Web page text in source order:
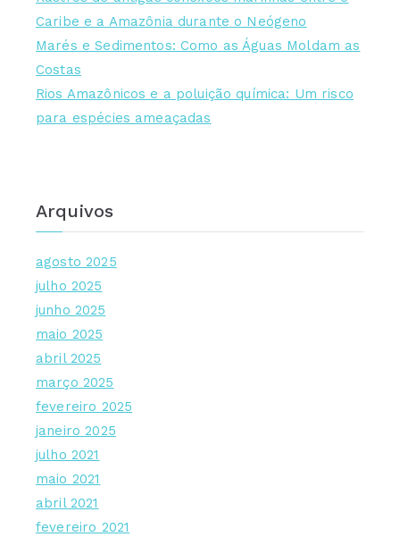
Caribe e a Amazônia durante o Neógeno
Marés e Sedimentos: Como as Águas Moldam as
Costas
Rios Amazônicos e a poluição química: Um risco
para espécies ameaçadas
Arquivos
agosto 2025
julho 2025
junho 2025
maio 2025
abril 2025
março 2025
fevereiro 2025
janeiro 2025
julho 2021
maio 2021
abril 2021
fevereiro 2021